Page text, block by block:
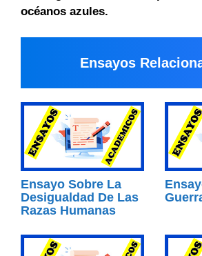
océanos azules.
Ensayos
Ensayo Sobre La
Desigualdad De Las
Razas Humanas